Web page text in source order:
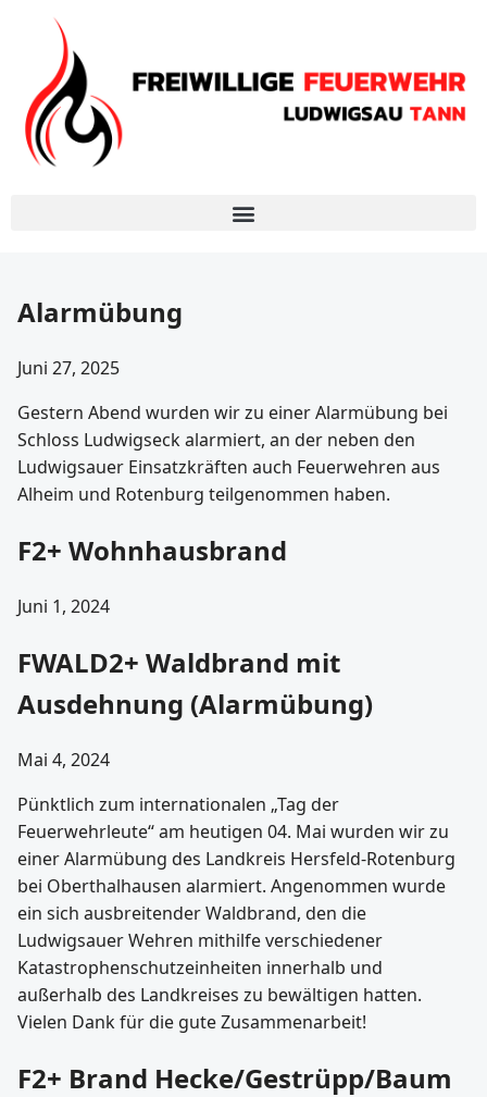
Alarmübung
Juni 27, 2025
Gestern Abend wurden wir zu einer Alarmübung bei
Schloss Ludwigseck alarmiert, an der neben den
Ludwigsauer Einsatzkräften auch Feuerwehren aus
Alheim und Rotenburg teilgenommen haben.
F2+ Wohnhausbrand
Juni 1, 2024
FWALD2+ Waldbrand mit
Ausdehnung (Alarmübung)
Mai 4, 2024
Pünktlich zum internationalen „Tag der
Feuerwehrleute“ am heutigen 04. Mai wurden wir zu
einer Alarmübung des Landkreis Hersfeld-Rotenburg
bei Oberthalhausen alarmiert. Angenommen wurde
ein sich ausbreitender Waldbrand, den die
Ludwigsauer Wehren mithilfe verschiedener
Katastrophenschutzeinheiten innerhalb und
außerhalb des Landkreises zu bewältigen hatten.
Vielen Dank für die gute Zusammenarbeit!
F2+ Brand Hecke/Gestrüpp/Baum